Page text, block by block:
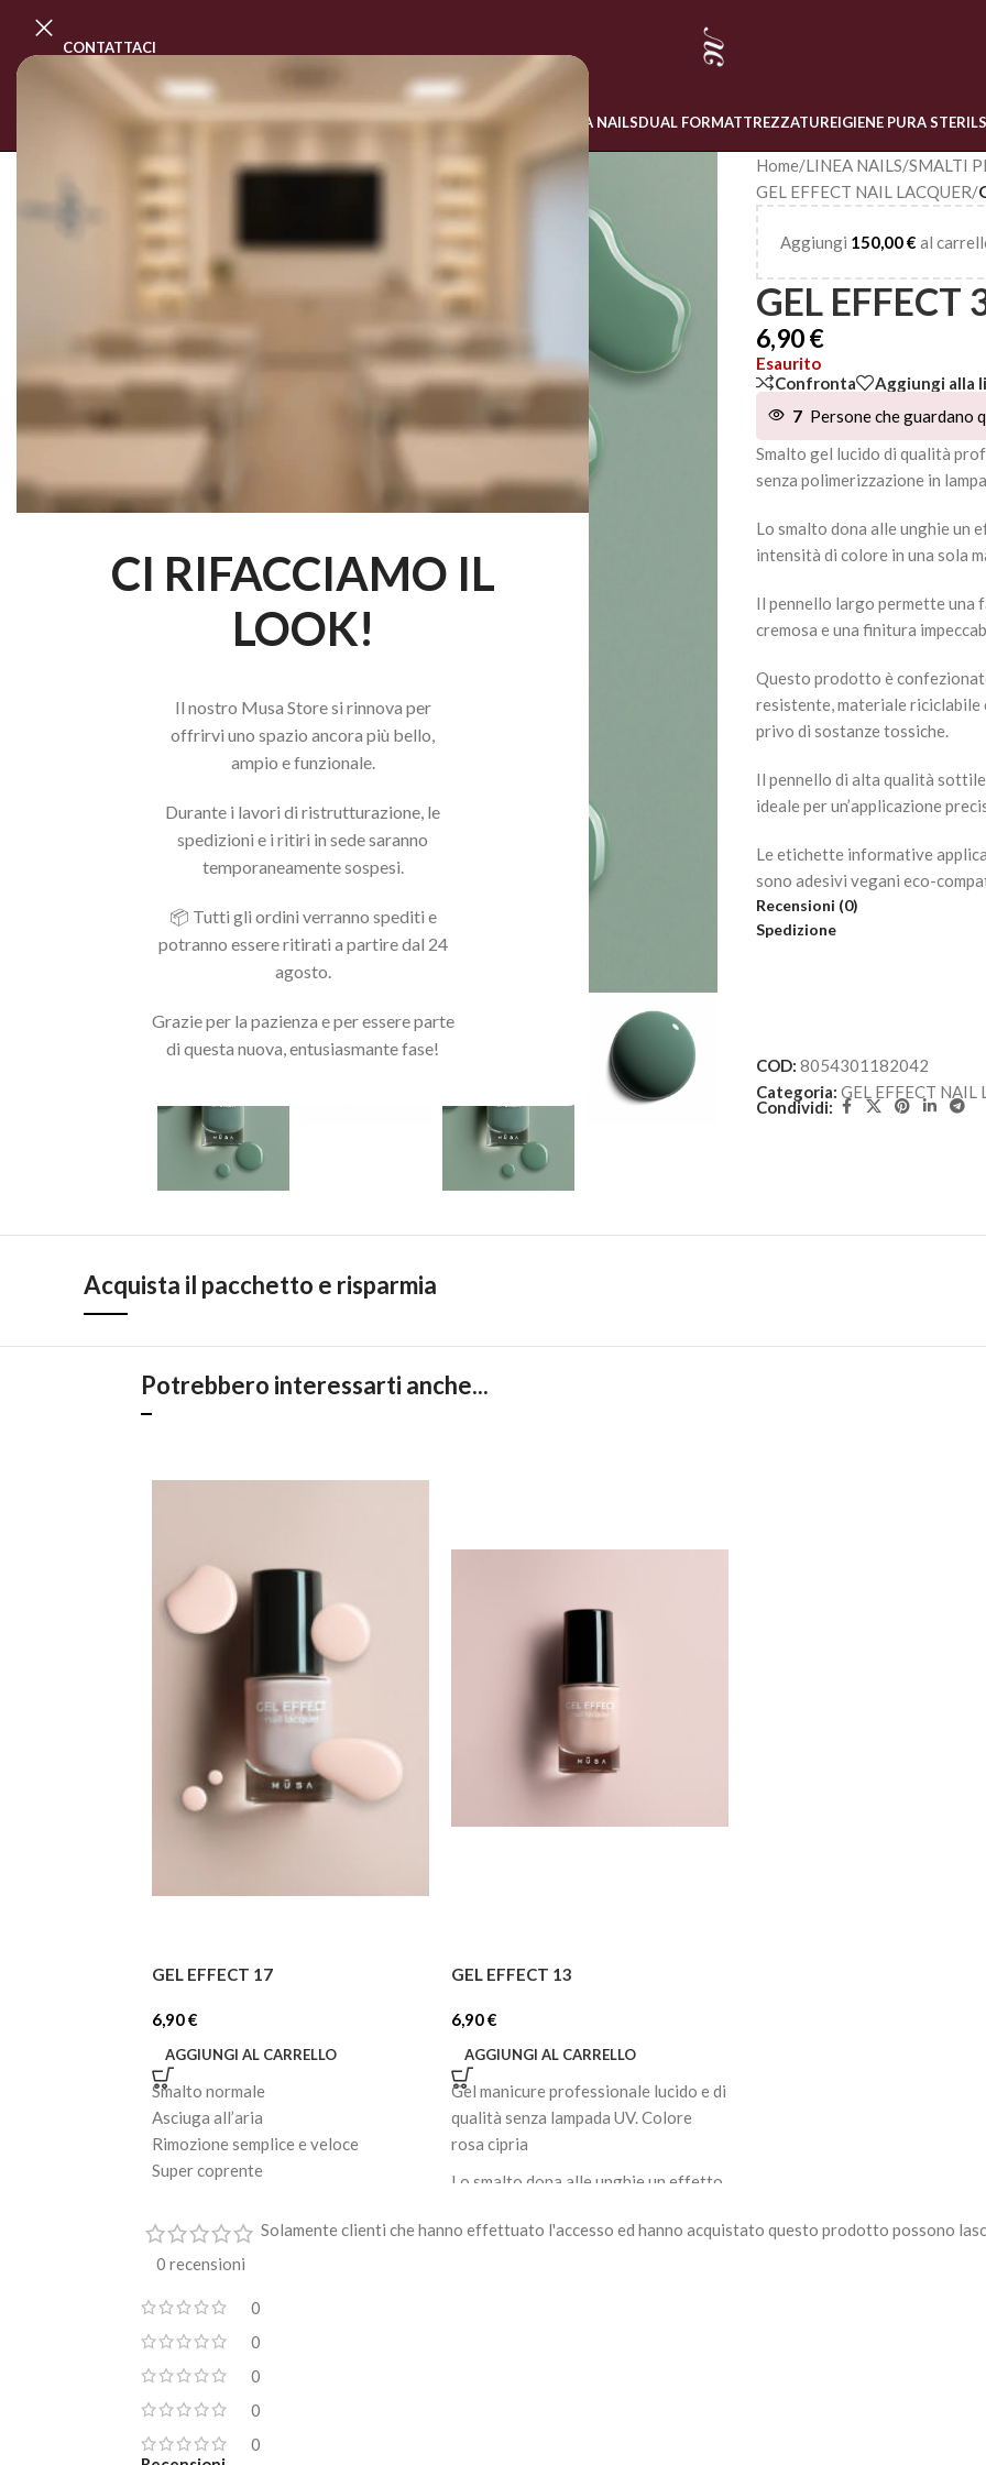
CI RIFACCIAMO IL
LOOK!
Il nostro Musa Store si rinnova per
offrirvi uno spazio ancora più bello,
ampio e funzionale.
Durante i lavori di ristrutturazione, le
spedizioni e i ritiri in sede saranno
temporaneamente sospesi.
📦 Tutti gli ordini verranno spediti e
potranno essere ritirati a partire dal 24
agosto.
Grazie per la pazienza e per essere parte
di questa nuova, entusiasmante fase!
CONTATTACI
PROGRAMMA MASTER CLASSCORSI ONLINE LINEA NAILSDUAL FORMATTREZZATUREIGIENE PURA STERIL
Home/LINEA NAILS/SMALTI
GEL EFFECT NAIL LACQUER/
Aggiungi 150,00€ al
GEL EFFECT
6,90€
Esaurito
Confronta
Aggiungi alla
7 Persone che guardano
Smalto gel lucido di qualità
senza polimerizzazione in
Lo smalto dona alle unghie
intensità di colore in una sola
Il pennello largo permette una
cremosa e una finitura
Questo prodotto è
resistente, materiale riciclabile
privo di sostanze tossiche.
Il pennello di alta qualità
ideale per un’applicazione
Le etichette informative
sono adesivi vegani eco-
Recensioni (0)
Spedizione
COD: 8054301182042
Categoria: GEL EFFECT NAIL
Condividi:
Acquista il pacchetto e risparmia
Potrebbero interessarti anche...
GEL EFFECT 17
6,90€
AGGIUNGI AL CARRELLO
Smalto normale
Asciuga all’aria
Rimozione semplice e veloce
Super coprente
Effetto brillante e lucido
Formato: 8 ml
GEL EFFECT 13
6,90€
AGGIUNGI AL CARRELLO
Gel manicure professionale lucido e di
qualità senza lampada UV. Colore
rosa cipria
Lo smalto dona alle unghie un effetto
intenso in una sola mano di copertura.
0 recensioni
0
0
0
0
0
Solamente clienti che hanno effettuato l'accesso ed hanno acquistato questo prodotto possono